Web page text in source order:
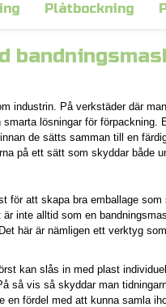
Plåtbockning
industrin. På verkstäder där
lösningar för förpackning.
de sätts samman till en
på ett sätt som skyddar både
för att skapa bra emballage
inte alltid som en
här är nämligen ett verktyg
kan slås in med plast
så vis så skyddar man
en fördel med att kunna samla